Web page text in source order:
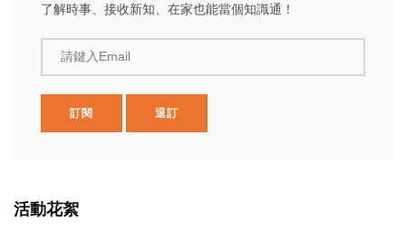
了解時事、接收新知、在家也能當個知識通！
請鍵入Email
訂閱 退訂
活動花絮